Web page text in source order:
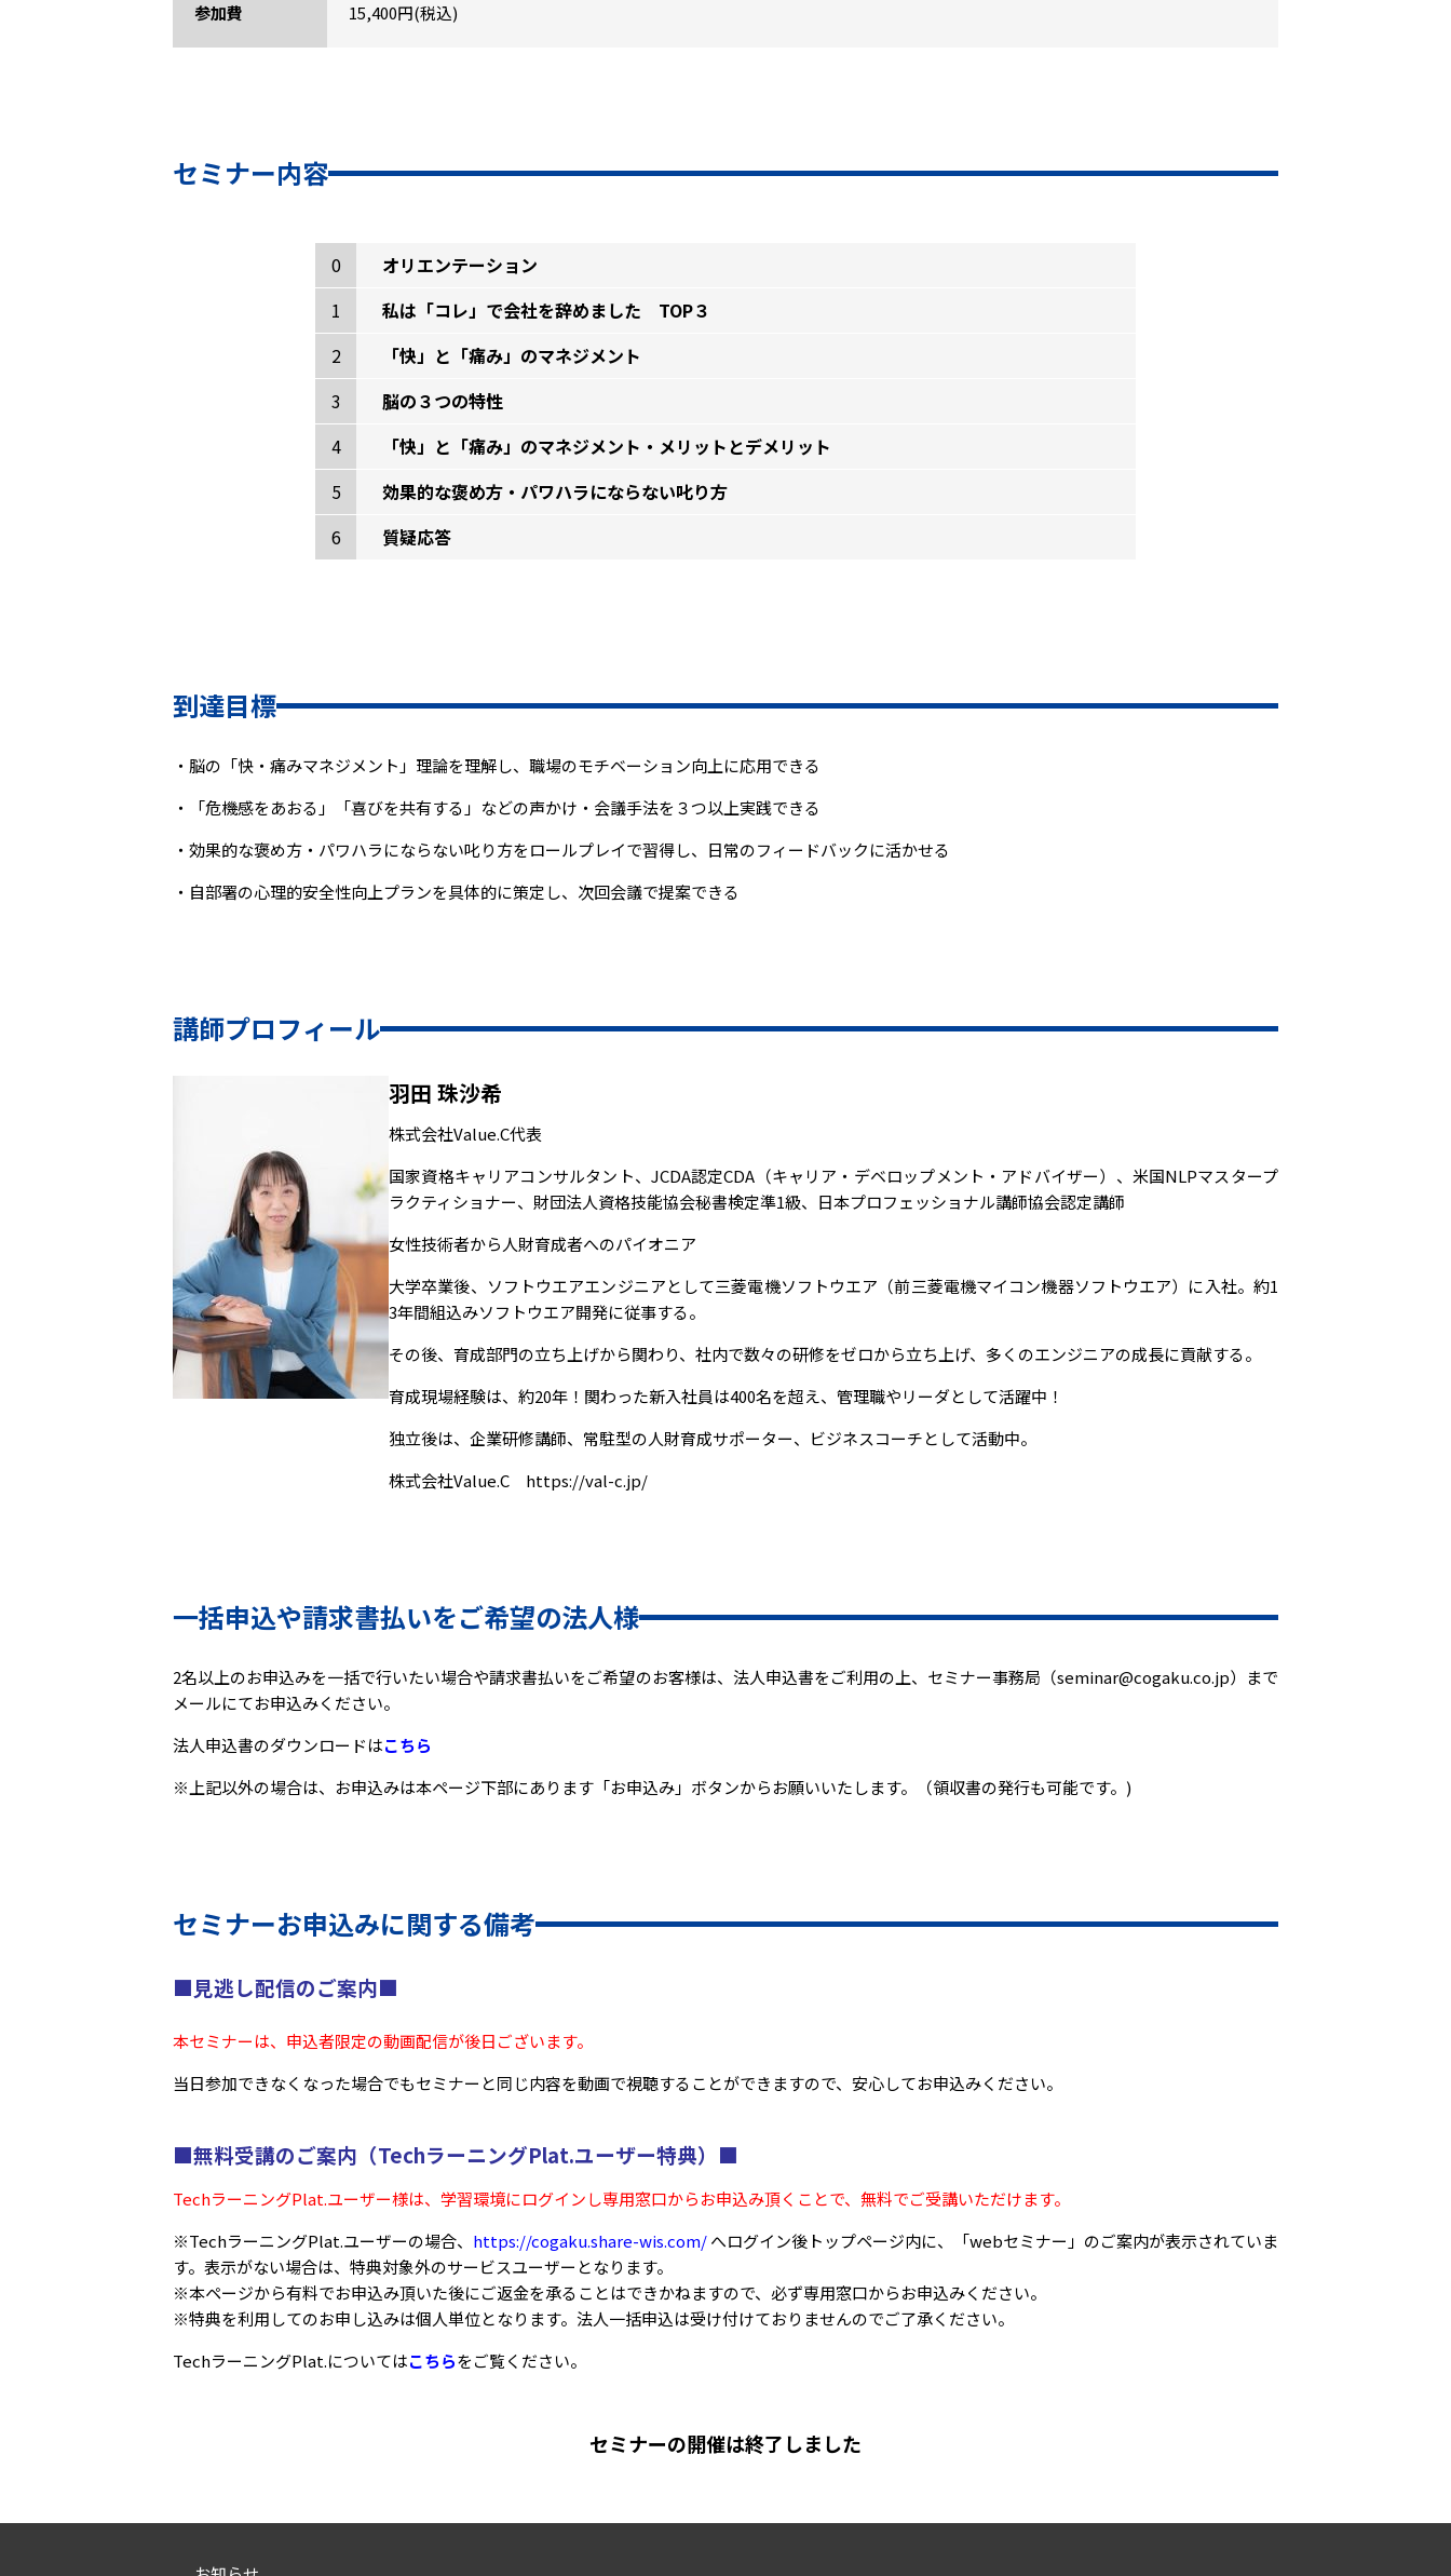
参加費 15,400円(税込)
セミナー内容
0
オリエンテーション
1
私は「コレ」で会社を辞めました TOP３
2
「快」と「痛み」のマネジメント
3
脳の３つの特性
4
「快」と「痛み」のマネジメント・メリットとデメリット
5
効果的な褒め方・パワハラにならない叱り方
6
質疑応答
到達目標
・脳の「快・痛みマネジメント」理論を理解し、職場のモチベーション向上に応用できる
・「危機感をあおる」「喜びを共有する」などの声かけ・会議手法を３つ以上実践できる
・効果的な褒め方・パワハラにならない叱り方をロールプレイで習得し、日常のフィードバックに活かせる
・自部署の心理的安全性向上プランを具体的に策定し、次回会議で提案できる
講師プロフィール
羽田 珠沙希
株式会社Value.C代表
国家資格キャリアコンサルタント、JCDA認定CDA（キャリア・デベロップメント・アドバイザー）、米国NLPマスタープ
ラクティショナー、財団法人資格技能協会秘書検定準1級、日本プロフェッショナル講師協会認定講師
女性技術者から人財育成者へのパイオニア
大学卒業後、ソフトウエアエンジニアとして三菱電機ソフトウエア（前三菱電機マイコン機器ソフトウエア）に入社。約1
3年間組込みソフトウエア開発に従事する。
その後、育成部門の立ち上げから関わり、社内で数々の研修をゼロから立ち上げ、多くのエンジニアの成長に貢献する。
育成現場経験は、約20年！関わった新入社員は400名を超え、管理職やリーダとして活躍中！
独立後は、企業研修講師、常駐型の人財育成サポーター、ビジネスコーチとして活動中。
株式会社Value.C https://val-c.jp/
一括申込や請求書払いをご希望の法人様
2名以上のお申込みを一括で行いたい場合や請求書払いをご希望のお客様は、法人申込書をご利用の上、セミナー事務局（seminar@cogaku.co.jp）まで
メールにてお申込みください。
法人申込書のダウンロードはこちら
※上記以外の場合は、お申込みは本ページ下部にあります「お申込み」ボタンからお願いいたします。（領収書の発行も可能です。)
セミナーお申込みに関する備考
■見逃し配信のご案内■
本セミナーは、申込者限定の動画配信が後日ございます。
当日参加できなくなった場合でもセミナーと同じ内容を動画で視聴することができますので、安心してお申込みください。
■無料受講のご案内（TechラーニングPlat.ユーザー特典）■
TechラーニングPlat.ユーザー様は、学習環境にログインし専用窓口からお申込み頂くことで、無料でご受講いただけます。
※TechラーニングPlat.ユーザーの場合、 https://cogaku.share-wis.com/へログイン後トップページ内に、「webセミナー」のご案内が表示されていま
す。表示がない場合は、特典対象外のサービスユーザーとなります。
※本ページから有料でお申込み頂いた後にご返金を承ることはできかねますので、必ず専用窓口からお申込みください。
※特典を利用してのお申し込みは個人単位となります。法人一括申込は受け付けておりませんのでご了承ください。
TechラーニングPlat.についてはこちらをご覧ください。
セミナーの開催は終了しました